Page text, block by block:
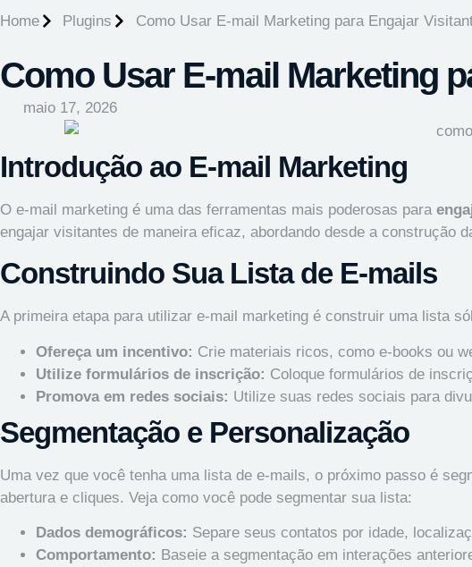
Home Plugins Como Usar E-mail Marketing para Engajar
Como Usar E-mail Marketing
maio 17, 2026
Introdução ao E-mail Marketing
O e-mail marketing é uma das ferramentas mais poderosas para
engajar visitantes de maneira eficaz, abordando desde a construção
Construindo Sua Lista de E-mails
A primeira etapa para utilizar e-mail marketing é construir uma lista
Ofereça um incentivo: Crie materiais ricos, como e-books ou
Utilize formulários de inscrição: Coloque formulários de
Promova em redes sociais: Utilize suas redes sociais para
Segmentação e Personalização
Uma vez que você tenha uma lista de e-mails, o próximo passo é
abertura e cliques. Veja como você pode segmentar sua lista:
Dados demográficos: Separe seus contatos por idade,
Comportamento: Baseie a segmentação em interações